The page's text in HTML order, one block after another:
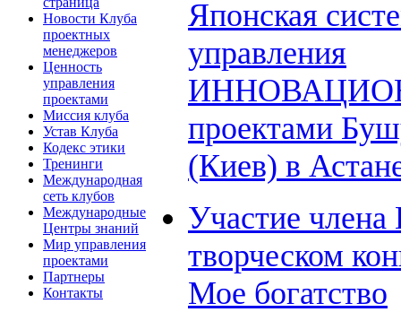
Новости Клуба
проектных
менеджеров
Ценность
управления
проектами
Миссия клуба
Устав Клуба
Кодекс этики
Тренинги
Международная
сеть клубов
Международные
Центры знаний
Мир управления
проектами
Партнеры
Контакты
Японская
управления
проектами
(Киев) в
Участие члена
творческом
Мое богатство